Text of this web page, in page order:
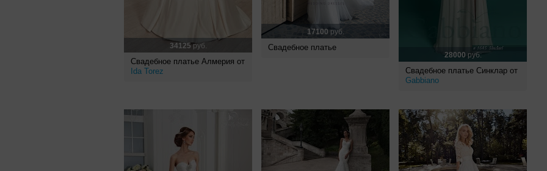
34125руб.
Свадебное платье Алмерия от
Ida Torez
17100 руб.
Свадебное платье
28000 руб.
Свадебное платье Синклар от
Gabbiano